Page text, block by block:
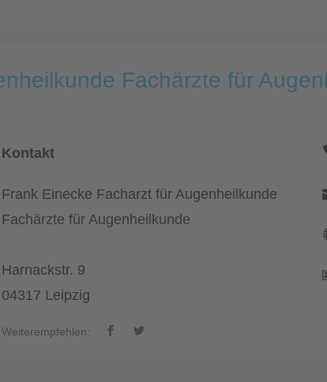
Fachärzte für
Kontakt
Frank Einecke Facharzt für Augenheilkunde
Fachärzte für Augenheilkunde
Harnackstr. 9
04317 Leipzig
Weiterempfehlen: